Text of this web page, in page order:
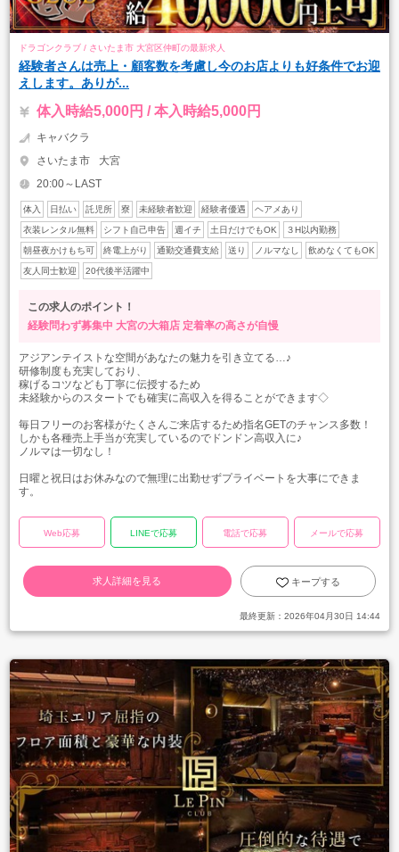
ドラゴンクラブ / さいたま市 大宮区仲町の最新求人
経験者さんは売上・顧客数を考慮し今のお店よりも好条件でお迎
えします。ありが...
体入時給5,000円 / 本入時給5,000円
キャバクラ
さいたま市
大宮
20:00～LAST
体入 日払い 託児所 寮 未経験者歓迎 経験者優遇 ヘアメあり
衣装レンタル無料 シフト自己申告 週イチ 土日だけでもOK ３H以内勤務
朝昼夜かけもち可 終電上がり 通勤交通費支給 送り ノルマなし 飲めなくてもOK
友人同士歓迎 20代後半活躍中
この求人のポイント！
経験問わず募集中 大宮の大箱店 定着率の高さが自慢
アジアンテイストな空間があなたの魅力を引き立てる…♪
研修制度も充実しており、
稼げるコツなども丁寧に伝授するため
未経験からのスタートでも確実に高収入を得ることができます◇
毎日フリーのお客様がたくさんご来店するため指名GETのチャンス多数！
しかも各種売上手当が充実しているのでドンドン高収入に♪
ノルマは一切なし！
日曜と祝日はお休みなので無理に出勤せずプライベートを大事にできま
す。
Web応募 LINEで応募 電話で応募 メールで応募
求人詳細を見る キープする
最終更新： 2026年04月30日 14:44